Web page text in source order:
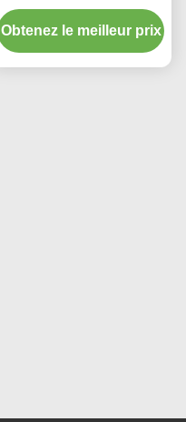
pour eaux usées
anticorrosion
Obtenez le meilleur prix